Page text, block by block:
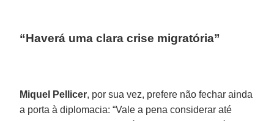
“Haverá uma clara crise migratória”
Miquel Pellicer, por sua vez, prefere não fechar ainda
a porta à diplomacia: “Vale a pena considerar até